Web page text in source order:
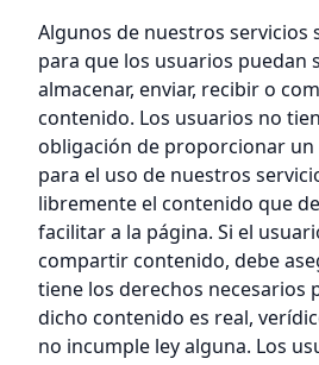
Algunos de nuestros servicios
para que los usuarios puedan
almacenar, enviar, recibir o
contenido. Los usuarios no
obligación de proporcionar
para el uso de nuestros
libremente el contenido que
facilitar a la página. Si el
compartir contenido, debe
tiene los derechos necesarios
dicho contenido es real,
no incumple ley alguna. Los